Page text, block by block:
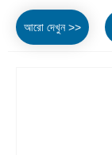
আরো দেখুন >>